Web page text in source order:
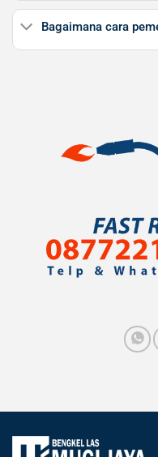
Bagaimana cara